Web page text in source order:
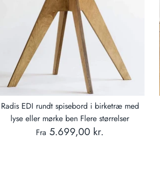
Radis EDI rundt spisebord i birketræ med
lyse eller mørke ben Flere størrelser
Fra 5.699,00 kr.